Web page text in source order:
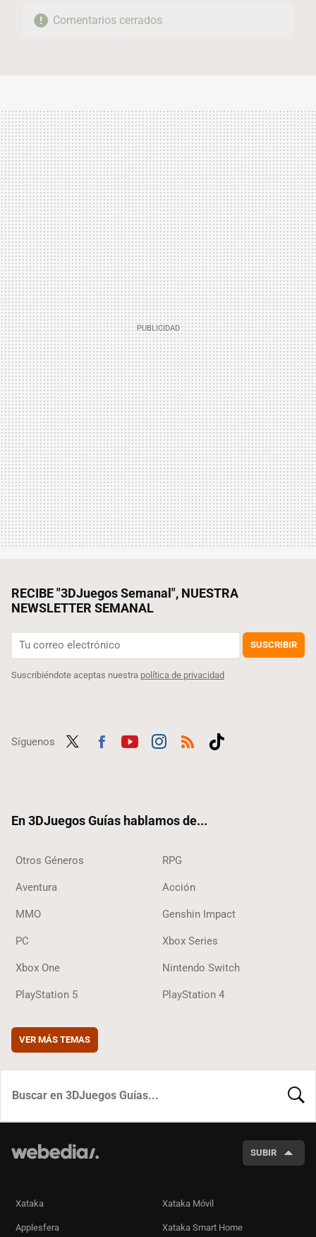
Comentarios cerrados
RECIBE "3DJuegos Semanal", NUESTRA
NEWSLETTER SEMANAL
SUSCRIBIR
Suscribiéndote aceptas nuestra política de privacidad
Síguenos
En 3DJuegos Guías hablamos de...
Otros Géneros RPG
Aventura Acción
MMO Genshin Impact
PC Xbox Series
Xbox One Nintendo Switch
PlayStation 5 PlayStation 4
VER MÁS TEMAS
SUBIR
Xataka Xataka Móvil
Applesfera Xataka Smart Home